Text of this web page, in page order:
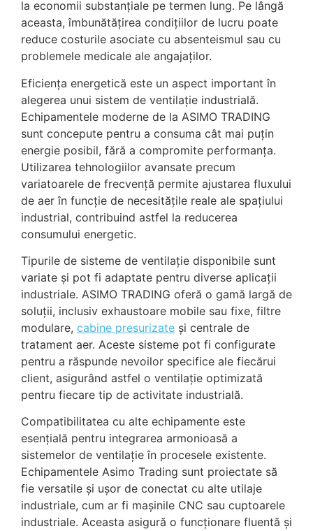
la economii substanțiale pe termen lung. Pe lângă
aceasta, îmbunătățirea condițiilor de lucru poate
reduce costurile asociate cu absenteismul sau cu
problemele medicale ale angajaților.
Eficiența energetică este un aspect important în
alegerea unui sistem de ventilație industrială.
Echipamentele moderne de la ASIMO TRADING
sunt concepute pentru a consuma cât mai puțin
energie posibil, fără a compromite performanța.
Utilizarea tehnologiilor avansate precum
variatoarele de frecvență permite ajustarea fluxului
de aer în funcție de necesitățile reale ale spațiului
industrial, contribuind astfel la reducerea
consumului energetic.
Tipurile de sisteme de ventilație disponibile sunt
variate și pot fi adaptate pentru diverse aplicații
industriale. ASIMO TRADING oferă o gamă largă de
soluții, inclusiv exhaustoare mobile sau fixe, filtre
modulare, cabine presurizate și centrale de
tratament aer. Aceste sisteme pot fi configurate
pentru a răspunde nevoilor specifice ale fiecărui
client, asigurând astfel o ventilație optimizată
pentru fiecare tip de activitate industrială.
Compatibilitatea cu alte echipamente este
esențială pentru integrarea armonioasă a
sistemelor de ventilație în procesele existente.
Echipamentele Asimo Trading sunt proiectate să
fie versatile și ușor de conectat cu alte utilaje
industriale, cum ar fi mașinile CNC sau cuptoarele
industriale. Aceasta asigură o funcționare fluentă și